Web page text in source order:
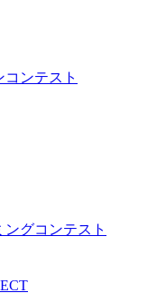
ンテスト
グコンテスト